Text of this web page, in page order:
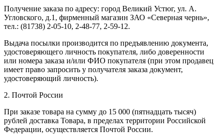
Получение заказа по адресу: город Великий Устюг, ул. А.
Угловского, д.1, фирменный магазин ЗАО «Северная чернь»,
тел.: (81738) 2-05-10, 2-48-77, 2-59-12.
Выдача посылки производится по предъявлению документа,
удостоверяющего личность покупателя, либо доверенности
или номера заказа и/или ФИО покупателя (при этом продавец
имеет право запросить у получателя заказа документ,
удостоверяющий личность).
2. Почтой России
При заказе товара на сумму до 15 000 (пятнадцать тысяч)
рублей доставка Товара, в пределах территории Российской
Федерации, осуществляется Почтой России.